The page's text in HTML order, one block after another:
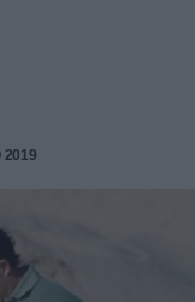
2019